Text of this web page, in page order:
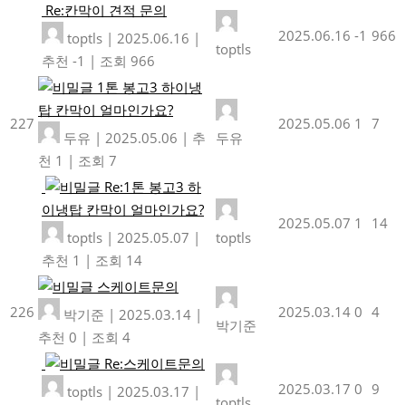
Re:칸막이 견적 문의
toptls | 2025.06.16 |
추천 -1 | 조회 966
toptls
2025.06.16 -1 966
227
1톤 봉고3 하이냉
탑 칸막이 얼마인가요?
두유 | 2025.05.06 | 추
천 1 | 조회 7
두유
2025.05.06 1 7
Re:1톤 봉고3 하
이냉탑 칸막이 얼마인가요?
toptls | 2025.05.07 |
추천 1 | 조회 14
toptls
2025.05.07 1 14
226
스케이트문의
박기준 | 2025.03.14 |
추천 0 | 조회 4
박기준
2025.03.14 0 4
Re:스케이트문의
toptls | 2025.03.17 |
2025.03.17 0 9